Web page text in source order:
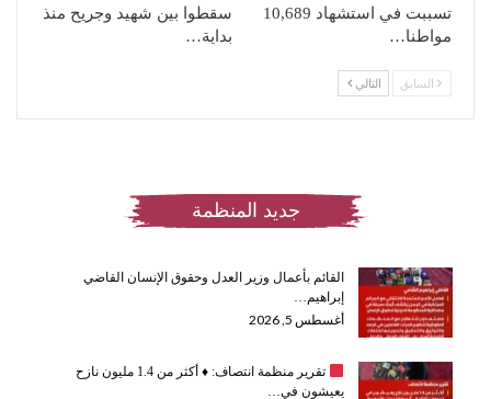
تسببت في استشهاد 10,689
مواطنا…
سقطوا بين شهيد وجريح منذ
بداية…
السابق التالي
جديد المنظمة
القائم بأعمال وزير العدل وحقوق الإنسان القاضي
إبراهيم…
أغسطس 5, 2026
تقرير منظمة انتصاف: ♦️
أكثر من 1.4 مليون نازح
يعيشون في…